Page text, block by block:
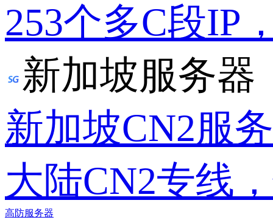
253个多C段IP
新加坡服务器
新加坡CN2服
大陆CN2专线
高防服务器